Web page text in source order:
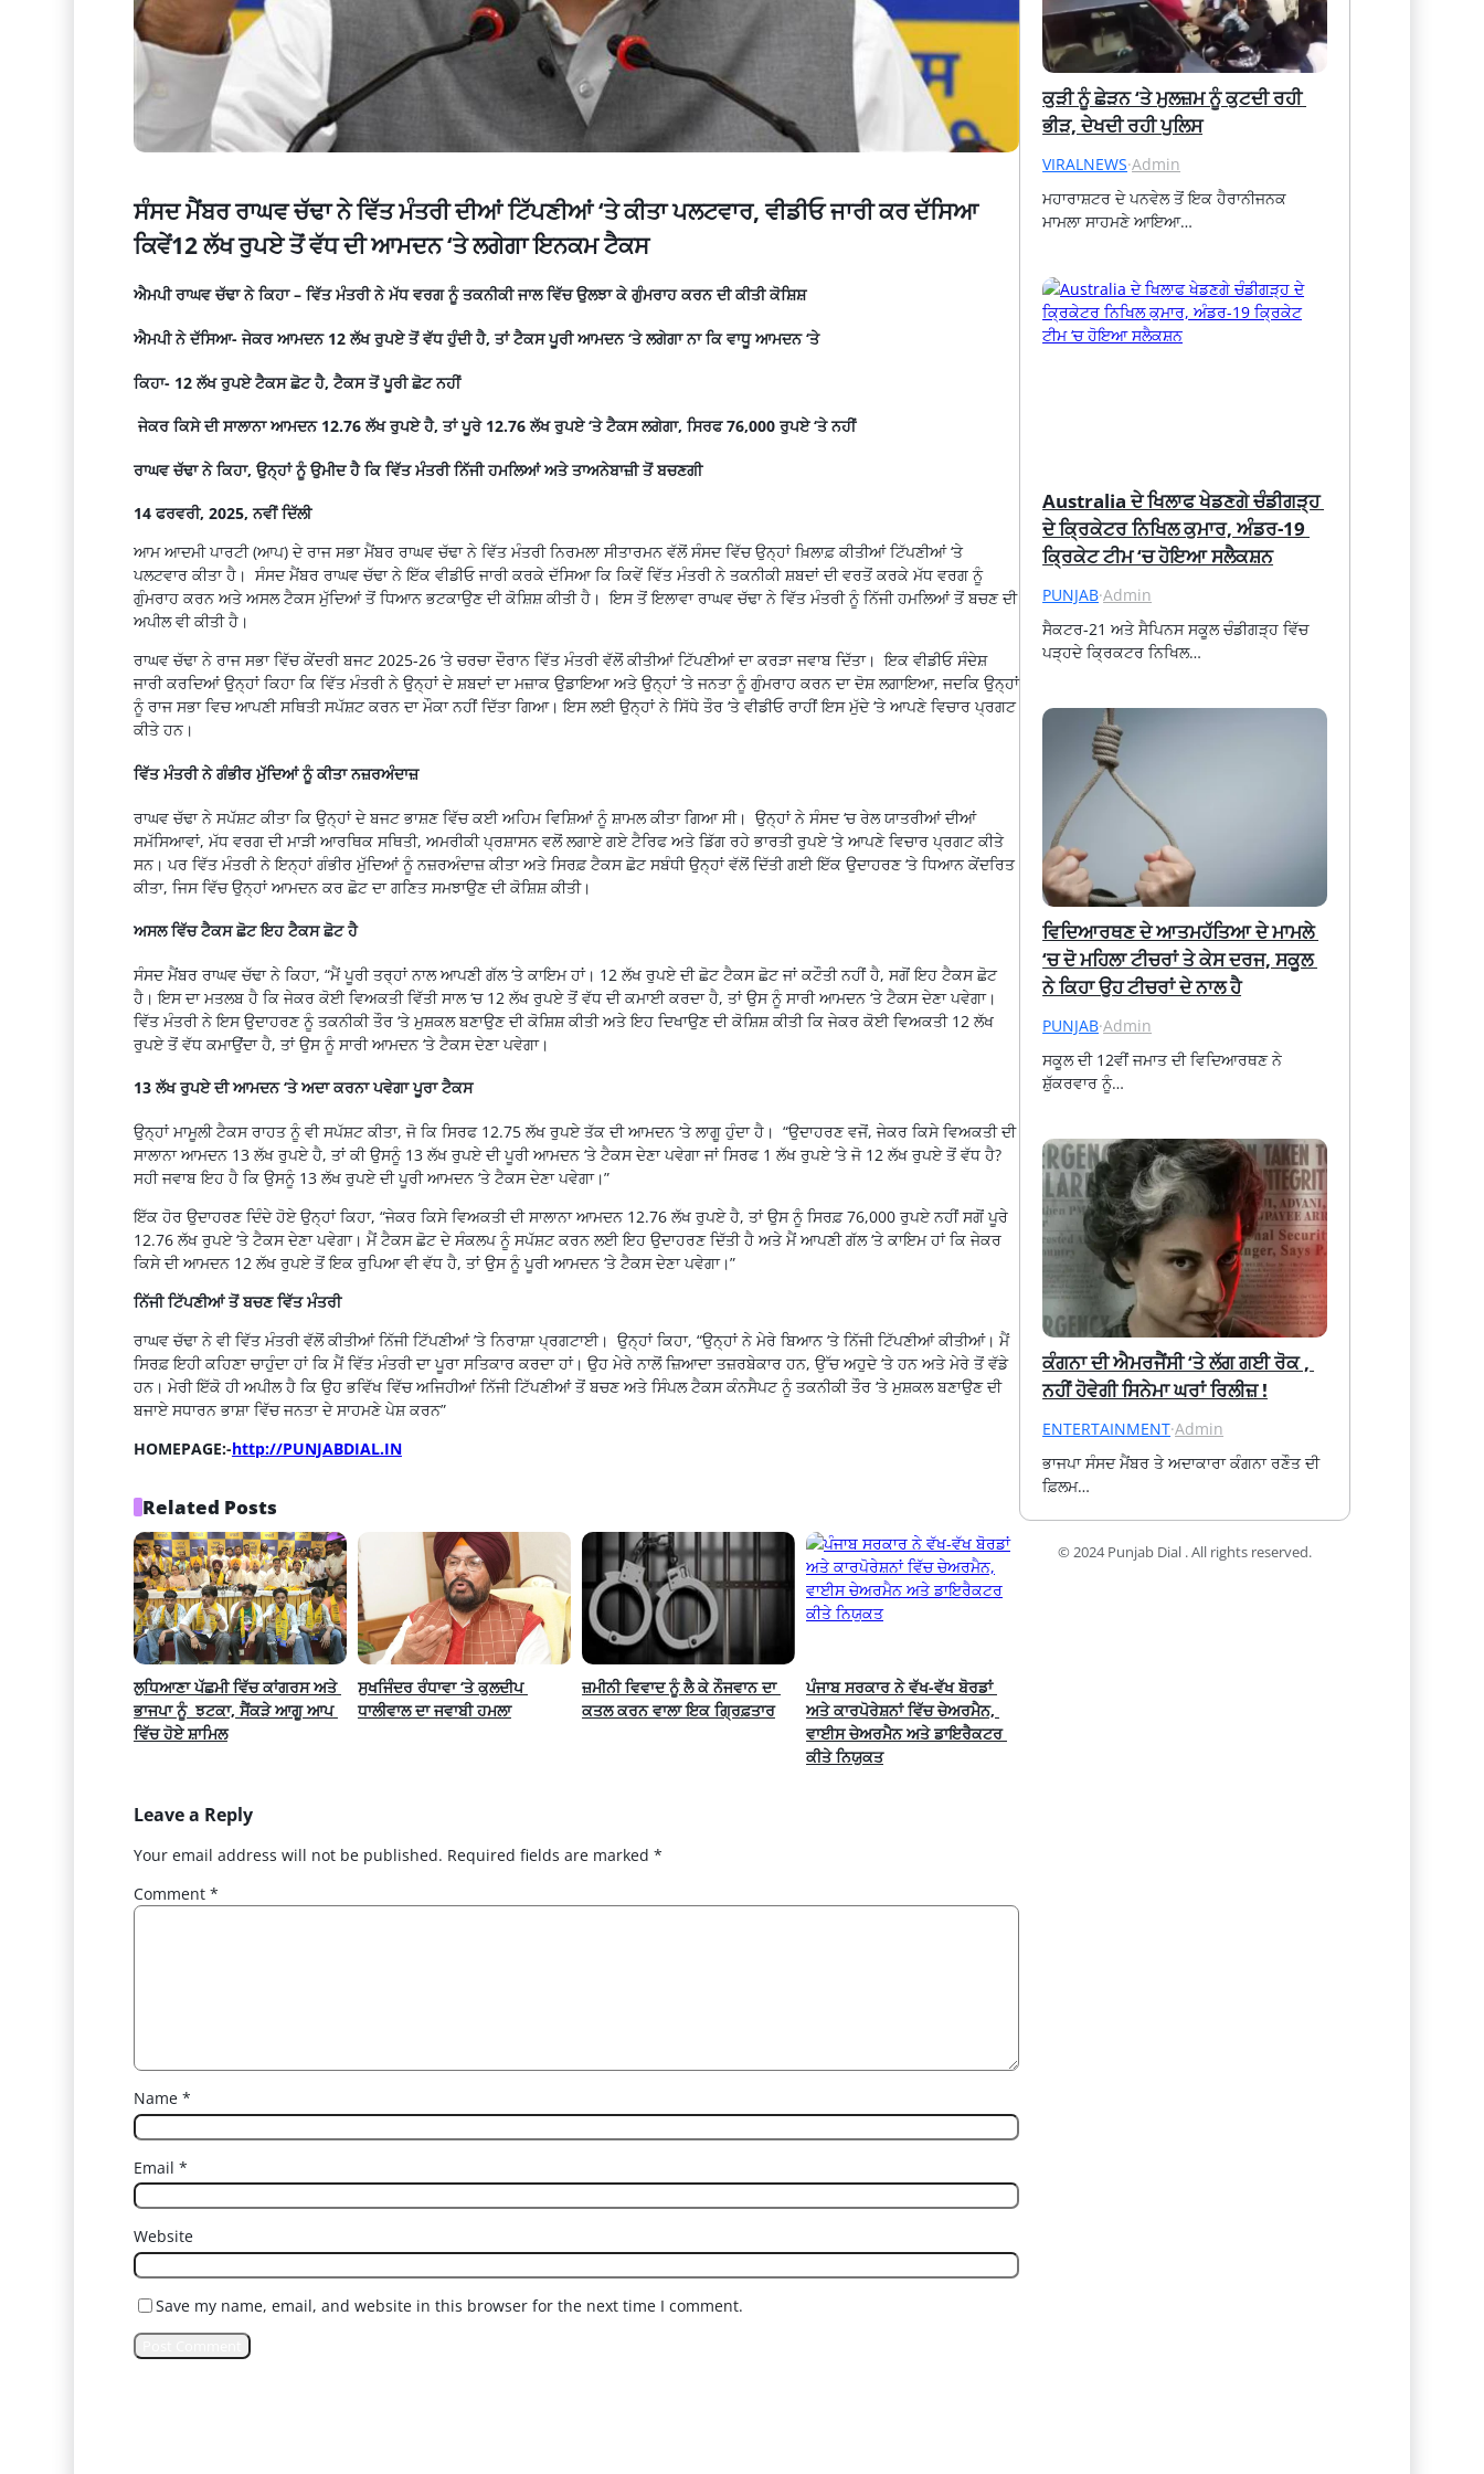
ਸੰਸਦ ਮੈਂਬਰ ਰਾਘਵ ਚੱਢਾ ਨੇ ਵਿੱਤ ਮੰਤਰੀ ਦੀਆਂ ਟਿੱਪਣੀਆਂ ‘ਤੇ ਕੀਤਾ ਪਲਟਵਾਰ, ਵੀਡੀਓ ਜਾਰੀ ਕਰ ਦੱਸਿਆ
ਕਿਵੇਂ12 ਲੱਖ ਰੁਪਏ ਤੋਂ ਵੱਧ ਦੀ ਆਮਦਨ ‘ਤੇ ਲਗੇਗਾ ਇਨਕਮ ਟੈਕਸ
ਐਮਪੀ ਰਾਘਵ ਚੱਢਾ ਨੇ ਕਿਹਾ – ਵਿੱਤ ਮੰਤਰੀ ਨੇ ਮੱਧ ਵਰਗ ਨੂੰ ਤਕਨੀਕੀ ਜਾਲ ਵਿੱਚ ਉਲਝਾ ਕੇ ਗੁੰਮਰਾਹ ਕਰਨ ਦੀ ਕੀਤੀ ਕੋਸ਼ਿਸ਼
ਐਮਪੀ ਨੇ ਦੱਸਿਆ- ਜੇਕਰ ਆਮਦਨ 12 ਲੱਖ ਰੁਪਏ ਤੋਂ ਵੱਧ ਹੁੰਦੀ ਹੈ, ਤਾਂ ਟੈਕਸ ਪੂਰੀ ਆਮਦਨ ‘ਤੇ ਲਗੇਗਾ ਨਾ ਕਿ ਵਾਧੂ ਆਮਦਨ ‘ਤੇ
ਕਿਹਾ- 12 ਲੱਖ ਰੁਪਏ ਟੈਕਸ ਛੋਟ ਹੈ, ਟੈਕਸ ਤੋਂ ਪੂਰੀ ਛੋਟ ਨਹੀਂ
ਜੇਕਰ ਕਿਸੇ ਦੀ ਸਾਲਾਨਾ ਆਮਦਨ 12.76 ਲੱਖ ਰੁਪਏ ਹੈ, ਤਾਂ ਪੂਰੇ 12.76 ਲੱਖ ਰੁਪਏ ‘ਤੇ ਟੈਕਸ ਲਗੇਗਾ, ਸਿਰਫ 76,000 ਰੁਪਏ ‘ਤੇ ਨਹੀਂ
ਰਾਘਵ ਚੱਢਾ ਨੇ ਕਿਹਾ, ਉਨ੍ਹਾਂ ਨੂੰ ਉਮੀਦ ਹੈ ਕਿ ਵਿੱਤ ਮੰਤਰੀ ਨਿੱਜੀ ਹਮਲਿਆਂ ਅਤੇ ਤਾਅਨੇਬਾਜ਼ੀ ਤੋਂ ਬਚਣਗੀ
14 ਫਰਵਰੀ, 2025, ਨਵੀਂ ਦਿੱਲੀ
ਆਮ ਆਦਮੀ ਪਾਰਟੀ (ਆਪ) ਦੇ ਰਾਜ ਸਭਾ ਮੈਂਬਰ ਰਾਘਵ ਚੱਢਾ ਨੇ ਵਿੱਤ ਮੰਤਰੀ ਨਿਰਮਲਾ ਸੀਤਾਰਮਨ ਵੱਲੋਂ ਸੰਸਦ ਵਿੱਚ ਉਨ੍ਹਾਂ ਖ਼ਿਲਾਫ਼ ਕੀਤੀਆਂ ਟਿੱਪਣੀਆਂ ‘ਤੇ
ਪਲਟਵਾਰ ਕੀਤਾ ਹੈ। ਸੰਸਦ ਮੈਂਬਰ ਰਾਘਵ ਚੱਢਾ ਨੇ ਇੱਕ ਵੀਡੀਓ ਜਾਰੀ ਕਰਕੇ ਦੱਸਿਆ ਕਿ ਕਿਵੇਂ ਵਿੱਤ ਮੰਤਰੀ ਨੇ ਤਕਨੀਕੀ ਸ਼ਬਦਾਂ ਦੀ ਵਰਤੋਂ ਕਰਕੇ ਮੱਧ ਵਰਗ ਨੂੰ
ਗੁੰਮਰਾਹ ਕਰਨ ਅਤੇ ਅਸਲ ਟੈਕਸ ਮੁੱਦਿਆਂ ਤੋਂ ਧਿਆਨ ਭਟਕਾਉਣ ਦੀ ਕੋਸ਼ਿਸ਼ ਕੀਤੀ ਹੈ। ਇਸ ਤੋਂ ਇਲਾਵਾ ਰਾਘਵ ਚੱਢਾ ਨੇ ਵਿੱਤ ਮੰਤਰੀ ਨੂੰ ਨਿੱਜੀ ਹਮਲਿਆਂ ਤੋਂ ਬਚਣ ਦੀ
ਅਪੀਲ ਵੀ ਕੀਤੀ ਹੈ।
ਰਾਘਵ ਚੱਢਾ ਨੇ ਰਾਜ ਸਭਾ ਵਿੱਚ ਕੇਂਦਰੀ ਬਜਟ 2025-26 ‘ਤੇ ਚਰਚਾ ਦੌਰਾਨ ਵਿੱਤ ਮੰਤਰੀ ਵੱਲੋਂ ਕੀਤੀਆਂ ਟਿੱਪਣੀਆਂ ਦਾ ਕਰੜਾ ਜਵਾਬ ਦਿੱਤਾ। ਇਕ ਵੀਡੀਓ ਸੰਦੇਸ਼
ਜਾਰੀ ਕਰਦਿਆਂ ਉਨ੍ਹਾਂ ਕਿਹਾ ਕਿ ਵਿੱਤ ਮੰਤਰੀ ਨੇ ਉਨ੍ਹਾਂ ਦੇ ਸ਼ਬਦਾਂ ਦਾ ਮਜ਼ਾਕ ਉਡਾਇਆ ਅਤੇ ਉਨ੍ਹਾਂ ‘ਤੇ ਜਨਤਾ ਨੂੰ ਗੁੰਮਰਾਹ ਕਰਨ ਦਾ ਦੋਸ਼ ਲਗਾਇਆ, ਜਦਕਿ ਉਨ੍ਹਾਂ
ਨੂੰ ਰਾਜ ਸਭਾ ਵਿਚ ਆਪਣੀ ਸਥਿਤੀ ਸਪੱਸ਼ਟ ਕਰਨ ਦਾ ਮੌਕਾ ਨਹੀਂ ਦਿੱਤਾ ਗਿਆ। ਇਸ ਲਈ ਉਨ੍ਹਾਂ ਨੇ ਸਿੱਧੇ ਤੌਰ ‘ਤੇ ਵੀਡੀਓ ਰਾਹੀਂ ਇਸ ਮੁੱਦੇ ‘ਤੇ ਆਪਣੇ ਵਿਚਾਰ ਪ੍ਰਗਟ
ਕੀਤੇ ਹਨ।
ਵਿੱਤ ਮੰਤਰੀ ਨੇ ਗੰਭੀਰ ਮੁੱਦਿਆਂ ਨੂੰ ਕੀਤਾ ਨਜ਼ਰਅੰਦਾਜ਼
ਰਾਘਵ ਚੱਢਾ ਨੇ ਸਪੱਸ਼ਟ ਕੀਤਾ ਕਿ ਉਨ੍ਹਾਂ ਦੇ ਬਜਟ ਭਾਸ਼ਣ ਵਿੱਚ ਕਈ ਅਹਿਮ ਵਿਸ਼ਿਆਂ ਨੂੰ ਸ਼ਾਮਲ ਕੀਤਾ ਗਿਆ ਸੀ। ਉਨ੍ਹਾਂ ਨੇ ਸੰਸਦ ‘ਚ ਰੇਲ ਯਾਤਰੀਆਂ ਦੀਆਂ
ਸਮੱਸਿਆਵਾਂ, ਮੱਧ ਵਰਗ ਦੀ ਮਾੜੀ ਆਰਥਿਕ ਸਥਿਤੀ, ਅਮਰੀਕੀ ਪ੍ਰਸ਼ਾਸਨ ਵਲੋਂ ਲਗਾਏ ਗਏ ਟੈਰਿਫ ਅਤੇ ਡਿੱਗ ਰਹੇ ਭਾਰਤੀ ਰੁਪਏ ‘ਤੇ ਆਪਣੇ ਵਿਚਾਰ ਪ੍ਰਗਟ ਕੀਤੇ
ਸਨ। ਪਰ ਵਿੱਤ ਮੰਤਰੀ ਨੇ ਇਨ੍ਹਾਂ ਗੰਭੀਰ ਮੁੱਦਿਆਂ ਨੂੰ ਨਜ਼ਰਅੰਦਾਜ਼ ਕੀਤਾ ਅਤੇ ਸਿਰਫ਼ ਟੈਕਸ ਛੋਟ ਸਬੰਧੀ ਉਨ੍ਹਾਂ ਵੱਲੋਂ ਦਿੱਤੀ ਗਈ ਇੱਕ ਉਦਾਹਰਣ ‘ਤੇ ਧਿਆਨ ਕੇਂਦਰਿਤ
ਕੀਤਾ, ਜਿਸ ਵਿੱਚ ਉਨ੍ਹਾਂ ਆਮਦਨ ਕਰ ਛੋਟ ਦਾ ਗਣਿਤ ਸਮਝਾਉਣ ਦੀ ਕੋਸ਼ਿਸ਼ ਕੀਤੀ।
ਅਸਲ ਵਿੱਚ ਟੈਕਸ ਛੋਟ ਇਹ ਟੈਕਸ ਛੋਟ ਹੈ
ਸੰਸਦ ਮੈਂਬਰ ਰਾਘਵ ਚੱਢਾ ਨੇ ਕਿਹਾ, “ਮੈਂ ਪੂਰੀ ਤਰ੍ਹਾਂ ਨਾਲ ਆਪਣੀ ਗੱਲ ‘ਤੇ ਕਾਇਮ ਹਾਂ। 12 ਲੱਖ ਰੁਪਏ ਦੀ ਛੋਟ ਟੈਕਸ ਛੋਟ ਜਾਂ ਕਟੌਤੀ ਨਹੀਂ ਹੈ, ਸਗੋਂ ਇਹ ਟੈਕਸ ਛੋਟ
ਹੈ। ਇਸ ਦਾ ਮਤਲਬ ਹੈ ਕਿ ਜੇਕਰ ਕੋਈ ਵਿਅਕਤੀ ਵਿੱਤੀ ਸਾਲ ‘ਚ 12 ਲੱਖ ਰੁਪਏ ਤੋਂ ਵੱਧ ਦੀ ਕਮਾਈ ਕਰਦਾ ਹੈ, ਤਾਂ ਉਸ ਨੂੰ ਸਾਰੀ ਆਮਦਨ ‘ਤੇ ਟੈਕਸ ਦੇਣਾ ਪਵੇਗਾ।
ਵਿੱਤ ਮੰਤਰੀ ਨੇ ਇਸ ਉਦਾਹਰਣ ਨੂੰ ਤਕਨੀਕੀ ਤੌਰ ‘ਤੇ ਮੁਸ਼ਕਲ ਬਣਾਉਣ ਦੀ ਕੋਸ਼ਿਸ਼ ਕੀਤੀ ਅਤੇ ਇਹ ਦਿਖਾਉਣ ਦੀ ਕੋਸ਼ਿਸ਼ ਕੀਤੀ ਕਿ ਜੇਕਰ ਕੋਈ ਵਿਅਕਤੀ 12 ਲੱਖ
ਰੁਪਏ ਤੋਂ ਵੱਧ ਕਮਾਉਂਦਾ ਹੈ, ਤਾਂ ਉਸ ਨੂੰ ਸਾਰੀ ਆਮਦਨ ‘ਤੇ ਟੈਕਸ ਦੇਣਾ ਪਵੇਗਾ।
13 ਲੱਖ ਰੁਪਏ ਦੀ ਆਮਦਨ ‘ਤੇ ਅਦਾ ਕਰਨਾ ਪਵੇਗਾ ਪੂਰਾ ਟੈਕਸ
ਉਨ੍ਹਾਂ ਮਾਮੂਲੀ ਟੈਕਸ ਰਾਹਤ ਨੂੰ ਵੀ ਸਪੱਸ਼ਟ ਕੀਤਾ, ਜੋ ਕਿ ਸਿਰਫ 12.75 ਲੱਖ ਰੁਪਏ ਤੱਕ ਦੀ ਆਮਦਨ ‘ਤੇ ਲਾਗੂ ਹੁੰਦਾ ਹੈ। “ਉਦਾਹਰਣ ਵਜੋਂ, ਜੇਕਰ ਕਿਸੇ ਵਿਅਕਤੀ ਦੀ
ਸਾਲਾਨਾ ਆਮਦਨ 13 ਲੱਖ ਰੁਪਏ ਹੈ, ਤਾਂ ਕੀ ਉਸਨੂੰ 13 ਲੱਖ ਰੁਪਏ ਦੀ ਪੂਰੀ ਆਮਦਨ ‘ਤੇ ਟੈਕਸ ਦੇਣਾ ਪਵੇਗਾ ਜਾਂ ਸਿਰਫ 1 ਲੱਖ ਰੁਪਏ ‘ਤੇ ਜੋ 12 ਲੱਖ ਰੁਪਏ ਤੋਂ ਵੱਧ ਹੈ?
ਸਹੀ ਜਵਾਬ ਇਹ ਹੈ ਕਿ ਉਸਨੂੰ 13 ਲੱਖ ਰੁਪਏ ਦੀ ਪੂਰੀ ਆਮਦਨ ‘ਤੇ ਟੈਕਸ ਦੇਣਾ ਪਵੇਗਾ।”
ਇੱਕ ਹੋਰ ਉਦਾਹਰਣ ਦਿੰਦੇ ਹੋਏ ਉਨ੍ਹਾਂ ਕਿਹਾ, “ਜੇਕਰ ਕਿਸੇ ਵਿਅਕਤੀ ਦੀ ਸਾਲਾਨਾ ਆਮਦਨ 12.76 ਲੱਖ ਰੁਪਏ ਹੈ, ਤਾਂ ਉਸ ਨੂੰ ਸਿਰਫ਼ 76,000 ਰੁਪਏ ਨਹੀਂ ਸਗੋਂ ਪੂਰੇ
12.76 ਲੱਖ ਰੁਪਏ ‘ਤੇ ਟੈਕਸ ਦੇਣਾ ਪਵੇਗਾ। ਮੈਂ ਟੈਕਸ ਛੋਟ ਦੇ ਸੰਕਲਪ ਨੂੰ ਸਪੱਸ਼ਟ ਕਰਨ ਲਈ ਇਹ ਉਦਾਹਰਣ ਦਿੱਤੀ ਹੈ ਅਤੇ ਮੈਂ ਆਪਣੀ ਗੱਲ ‘ਤੇ ਕਾਇਮ ਹਾਂ ਕਿ ਜੇਕਰ
ਕਿਸੇ ਦੀ ਆਮਦਨ 12 ਲੱਖ ਰੁਪਏ ਤੋਂ ਇਕ ਰੁਪਿਆ ਵੀ ਵੱਧ ਹੈ, ਤਾਂ ਉਸ ਨੂੰ ਪੂਰੀ ਆਮਦਨ ‘ਤੇ ਟੈਕਸ ਦੇਣਾ ਪਵੇਗਾ।”
ਨਿੱਜੀ ਟਿੱਪਣੀਆਂ ਤੋਂ ਬਚਣ ਵਿੱਤ ਮੰਤਰੀ
ਰਾਘਵ ਚੱਢਾ ਨੇ ਵੀ ਵਿੱਤ ਮੰਤਰੀ ਵੱਲੋਂ ਕੀਤੀਆਂ ਨਿੱਜੀ ਟਿੱਪਣੀਆਂ ’ਤੇ ਨਿਰਾਸ਼ਾ ਪ੍ਰਗਟਾਈ। ਉਨ੍ਹਾਂ ਕਿਹਾ, “ਉਨ੍ਹਾਂ ਨੇ ਮੇਰੇ ਬਿਆਨ ‘ਤੇ ਨਿੱਜੀ ਟਿੱਪਣੀਆਂ ਕੀਤੀਆਂ। ਮੈਂ
ਸਿਰਫ਼ ਇਹੀ ਕਹਿਣਾ ਚਾਹੁੰਦਾ ਹਾਂ ਕਿ ਮੈਂ ਵਿੱਤ ਮੰਤਰੀ ਦਾ ਪੂਰਾ ਸਤਿਕਾਰ ਕਰਦਾ ਹਾਂ। ਉਹ ਮੇਰੇ ਨਾਲੋਂ ਜ਼ਿਆਦਾ ਤਜ਼ਰਬੇਕਾਰ ਹਨ, ਉੱਚ ਅਹੁਦੇ ‘ਤੇ ਹਨ ਅਤੇ ਮੇਰੇ ਤੋਂ ਵੱਡੇ
ਹਨ। ਮੇਰੀ ਇੱਕੋ ਹੀ ਅਪੀਲ ਹੈ ਕਿ ਉਹ ਭਵਿੱਖ ਵਿੱਚ ਅਜਿਹੀਆਂ ਨਿੱਜੀ ਟਿੱਪਣੀਆਂ ਤੋਂ ਬਚਣ ਅਤੇ ਸਿੰਪਲ ਟੈਕਸ ਕੰਨਸੈਪਟ ਨੂੰ ਤਕਨੀਕੀ ਤੌਰ ‘ਤੇ ਮੁਸ਼ਕਲ ਬਣਾਉਣ ਦੀ
ਬਜਾਏ ਸਧਾਰਨ ਭਾਸ਼ਾ ਵਿੱਚ ਜਨਤਾ ਦੇ ਸਾਹਮਣੇ ਪੇਸ਼ ਕਰਨ”
HOMEPAGE:-http://PUNJABDIAL.IN
Related Posts
ਲੁਧਿਆਣਾ ਪੱਛਮੀ ਵਿੱਚ ਕਾਂਗਰਸ ਅਤੇ
ਭਾਜਪਾ ਨੂੰ  ਝਟਕਾ, ਸੈਂਕੜੇ ਆਗੂ ਆਪ
ਵਿੱਚ ਹੋਏ ਸ਼ਾਮਿਲ
ਸੁਖਜਿੰਦਰ ਰੰਧਾਵਾ ‘ਤੇ ਕੁਲਦੀਪ
ਧਾਲੀਵਾਲ ਦਾ ਜਵਾਬੀ ਹਮਲਾ
ਜ਼ਮੀਨੀ ਵਿਵਾਦ ਨੂੰ ਲੈ ਕੇ ਨੌਜਵਾਨ ਦਾ
ਕਤਲ ਕਰਨ ਵਾਲਾ ਇਕ ਗ੍ਰਿਫ਼ਤਾਰ
ਪੰਜਾਬ ਸਰਕਾਰ ਨੇ ਵੱਖ-ਵੱਖ ਬੋਰਡਾਂ
ਅਤੇ ਕਾਰਪੋਰੇਸ਼ਨਾਂ ਵਿੱਚ ਚੇਅਰਮੈਨ,
ਵਾਈਸ ਚੇਅਰਮੈਨ ਅਤੇ ਡਾਇਰੈਕਟਰ
ਕੀਤੇ ਨਿਯੁਕਤ
Leave a Reply
Your email address will not be published. Required fields are marked *
Comment *
Name *
Email *
Website
Save my name, email, and website in this browser for the next time I comment.
ਕੁੜੀ ਨੂੰ ਛੇੜਨ ‘ਤੇ ਮੁਲਜ਼ਮ ਨੂੰ ਕੁਟਦੀ ਰਹੀ
ਭੀੜ, ਦੇਖਦੀ ਰਹੀ ਪੁਲਿਸ
VIRALNEWS·Admin
ਮਹਾਰਾਸ਼ਟਰ ਦੇ ਪਨਵੇਲ ਤੋਂ ਇਕ ਹੈਰਾਨੀਜਨਕ
ਮਾਮਲਾ ਸਾਹਮਣੇ ਆਇਆ…
Australia ਦੇ ਖਿਲਾਫ ਖੇਡਣਗੇ ਚੰਡੀਗੜ੍ਹ
ਦੇ ਕ੍ਰਿਕੇਟਰ ਨਿਖਿਲ ਕੁਮਾਰ, ਅੰਡਰ-19
ਕ੍ਰਿਕੇਟ ਟੀਮ ‘ਚ ਹੋਇਆ ਸਲੈਕਸ਼ਨ
PUNJAB·Admin
ਸੈਕਟਰ-21 ਅਤੇ ਸੈਪਿਨਸ ਸਕੂਲ ਚੰਡੀਗੜ੍ਹ ਵਿੱਚ
ਪੜ੍ਹਦੇ ਕ੍ਰਿਕਟਰ ਨਿਖਿਲ…
ਵਿਦਿਆਰਥਣ ਦੇ ਆਤਮਹੱਤਿਆ ਦੇ ਮਾਮਲੇ
‘ਚ ਦੋ ਮਹਿਲਾ ਟੀਚਰਾਂ ਤੇ ਕੇਸ ਦਰਜ, ਸਕੂਲ
ਨੇ ਕਿਹਾ ਉਹ ਟੀਚਰਾਂ ਦੇ ਨਾਲ ਹੈ
PUNJAB·Admin
ਸਕੂਲ ਦੀ 12ਵੀਂ ਜਮਾਤ ਦੀ ਵਿਦਿਆਰਥਣ ਨੇ
ਸ਼ੁੱਕਰਵਾਰ ਨੂੰ…
ਕੰਗਨਾ ਦੀ ਐਮਰਜੈਂਸੀ ‘ਤੇ ਲੱਗ ਗਈ ਰੋਕ ,
ਨਹੀਂ ਹੋਵੇਗੀ ਸਿਨੇਮਾ ਘਰਾਂ ਰਿਲੀਜ਼ !
ENTERTAINMENT·Admin
ਭਾਜਪਾ ਸੰਸਦ ਮੈਂਬਰ ਤੇ ਅਦਾਕਾਰਾ ਕੰਗਨਾ ਰਣੌਤ ਦੀ
ਫ਼ਿਲਮ…
© 2024 Punjab Dial . All rights reserved.